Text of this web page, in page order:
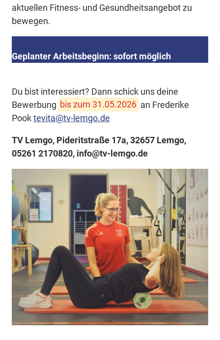
aktuellen Fitness- und Gesundheitsangebot zu
bewegen.
Geplanter Arbeitsbeginn: sofort möglich
Du bist interessiert? Dann schick uns deine
Bewerbung bis zum 31.05.2026 an Frederike
Pooktevita@tv-lemgo.de
TV Lemgo, Pideritstraße 17a, 32657 Lemgo,
05261 2170820, info@tv-lemgo.de